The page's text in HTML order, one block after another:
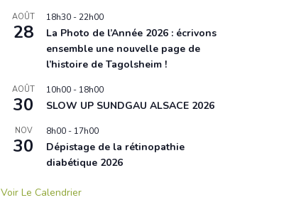
AOÛT
28
18h30 -22h00
La Photo de l’Année 2026 : écrivons
ensemble une nouvelle page de
l’histoire de Tagolsheim !
AOÛT
30
10h00 - 18h00
SLOW UP SUNDGAU ALSACE 2026
NOV
30
8h00 - 17h00
Dépistage de la rétinopathie
diabétique 2026
Voir Le Calendrier